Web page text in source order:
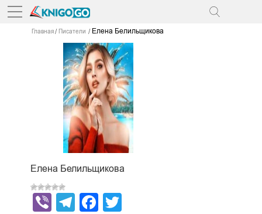
Главная Писатели Елена Белильщикова
Елена Белильщикова
ViberTelegram
Facebook